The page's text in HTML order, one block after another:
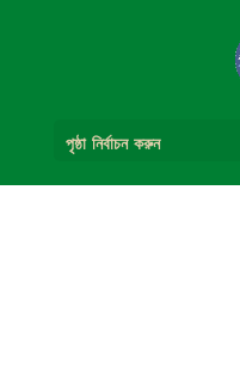
পৃষ্ঠা নির্বাচন করুন